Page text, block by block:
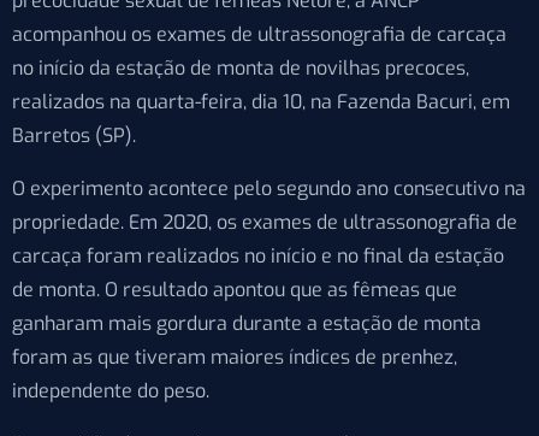
acompanhou os exames de ultrassonografia de carcaça
no início da estação de monta de novilhas precoces,
realizados na quarta-feira, dia 10, na Fazenda Bacuri, em
Barretos (SP).
O experimento acontece pelo segundo ano consecutivo na
propriedade. Em 2020, os exames de ultrassonografia de
carcaça foram realizados no início e no final da estação
de monta. O resultado apontou que as fêmeas que
ganharam mais gordura durante a estação de monta
foram as que tiveram maiores índices de prenhez,
independente do peso.